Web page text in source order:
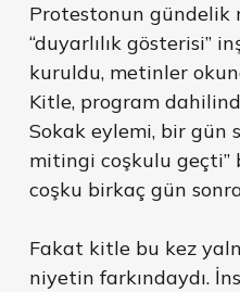
Protestonun gündelik
“duyarlılık gösterisi”
kuruldu, metinler
Kitle, program
Sokak eylemi, bir gün
mitingi coşkulu geçti”
coşku birkaç gün
Fakat kitle bu kez
niyetin farkındaydı.